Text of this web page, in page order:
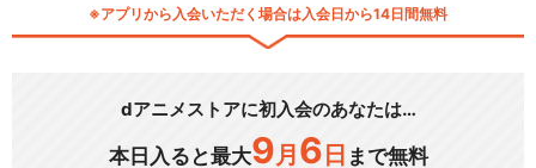
※アプリから入会いただく場合は入会日から14日間無料
dアニメストアに初入会のあなたは…
本日入ると最大9 月 6 日 まで無料